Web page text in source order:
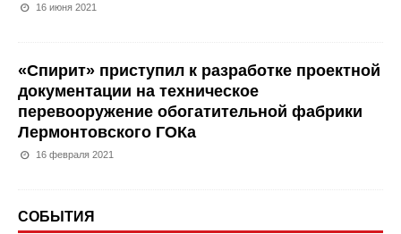
16 июня 2021
«Спирит» приступил к разработке проектной
документации на техническое
перевооружение обогатительной фабрики
Лермонтовского ГОКа
16 февраля 2021
СОБЫТИЯ